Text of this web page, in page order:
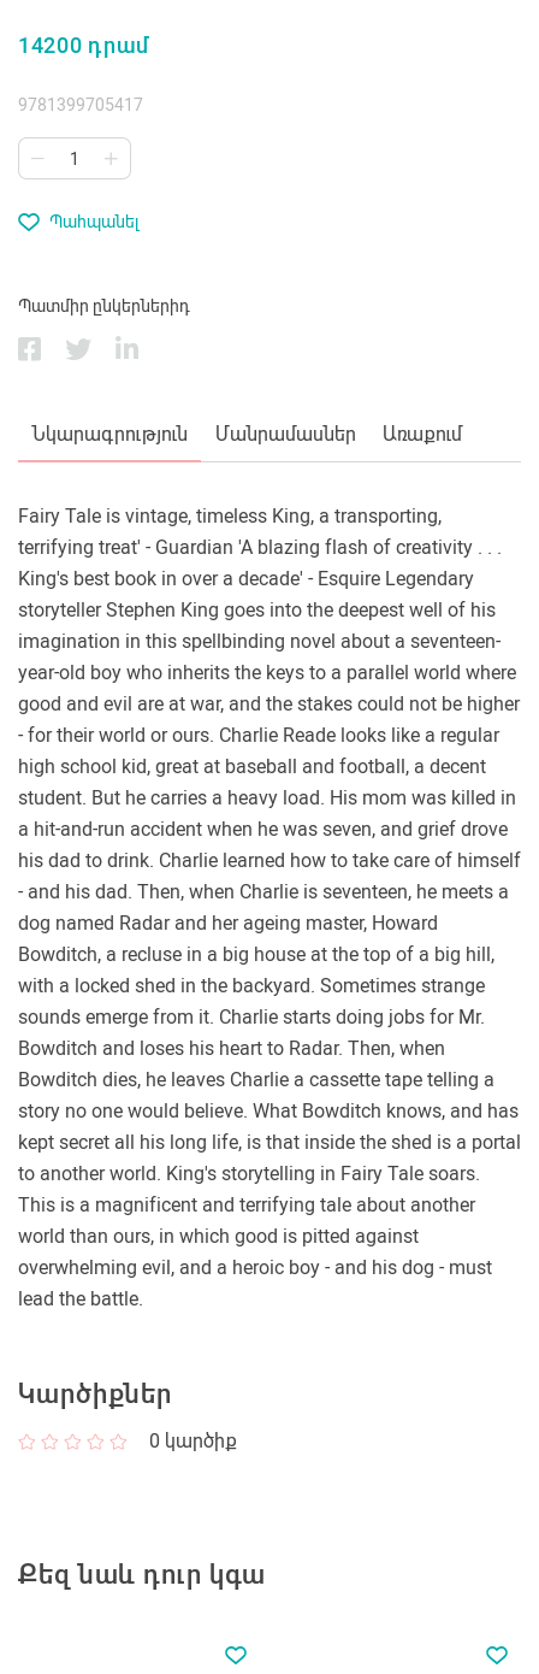
14200 դրամ
9781399705417
Պահպանել
Պատմիր ընկերներիդ
Նկարագրություն Մանրամասներ Առաքում
Fairy Tale is vintage, timeless King, a transporting,
terrifying treat' - Guardian 'A blazing flash of creativity . . .
King's best book in over a decade' - Esquire Legendary
storyteller Stephen King goes into the deepest well of his
imagination in this spellbinding novel about a seventeen-
year-old boy who inherits the keys to a parallel world where
good and evil are at war, and the stakes could not be higher
- for their world or ours. Charlie Reade looks like a regular
high school kid, great at baseball and football, a decent
student. But he carries a heavy load. His mom was killed in
a hit-and-run accident when he was seven, and grief drove
his dad to drink. Charlie learned how to take care of himself
- and his dad. Then, when Charlie is seventeen, he meets a
dog named Radar and her ageing master, Howard
Bowditch, a recluse in a big house at the top of a big hill,
with a locked shed in the backyard. Sometimes strange
sounds emerge from it. Charlie starts doing jobs for Mr.
Bowditch and loses his heart to Radar. Then, when
Bowditch dies, he leaves Charlie a cassette tape telling a
story no one would believe. What Bowditch knows, and has
kept secret all his long life, is that inside the shed is a portal
to another world. King's storytelling in Fairy Tale soars.
This is a magnificent and terrifying tale about another
world than ours, in which good is pitted against
overwhelming evil, and a heroic boy - and his dog - must
lead the battle.
Կարծիքներ
0 կարծիք
Քեզ նաև դուր կգա